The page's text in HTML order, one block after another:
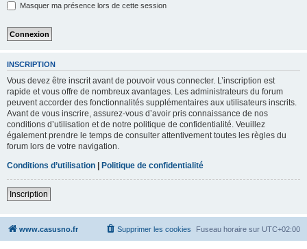
Masquer ma présence lors de cette session
INSCRIPTION
Vous devez être inscrit avant de pouvoir vous connecter. L’inscription est
rapide et vous offre de nombreux avantages. Les administrateurs du forum
peuvent accorder des fonctionnalités supplémentaires aux utilisateurs inscrits.
Avant de vous inscrire, assurez-vous d’avoir pris connaissance de nos
conditions d’utilisation et de notre politique de confidentialité. Veuillez
également prendre le temps de consulter attentivement toutes les règles du
forum lors de votre navigation.
Conditions d’utilisation | Politique de confidentialité
Inscription
www.casusno.fr Fuseau horaire sur UTC+02:00
Supprimer les cookies